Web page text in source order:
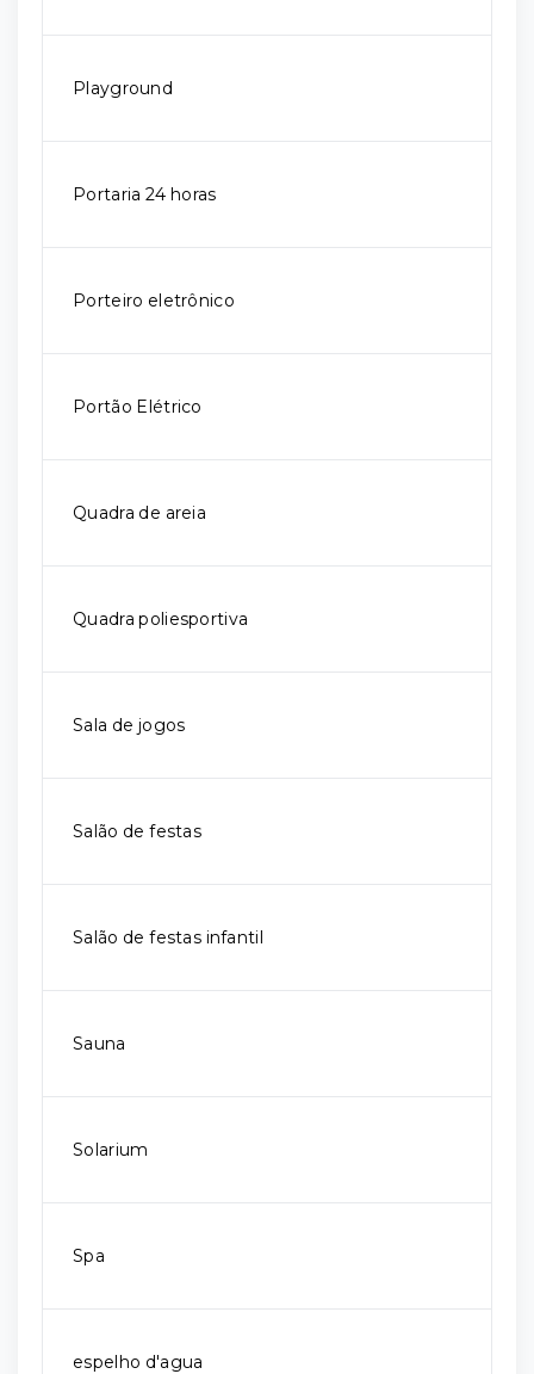
Playground
Portaria 24 horas
Porteiro eletrônico
Portão Elétrico
Quadra de areia
Quadra poliesportiva
Sala de jogos
Salão de festas
Salão de festas infantil
Sauna
Solarium
Spa
espelho d'agua